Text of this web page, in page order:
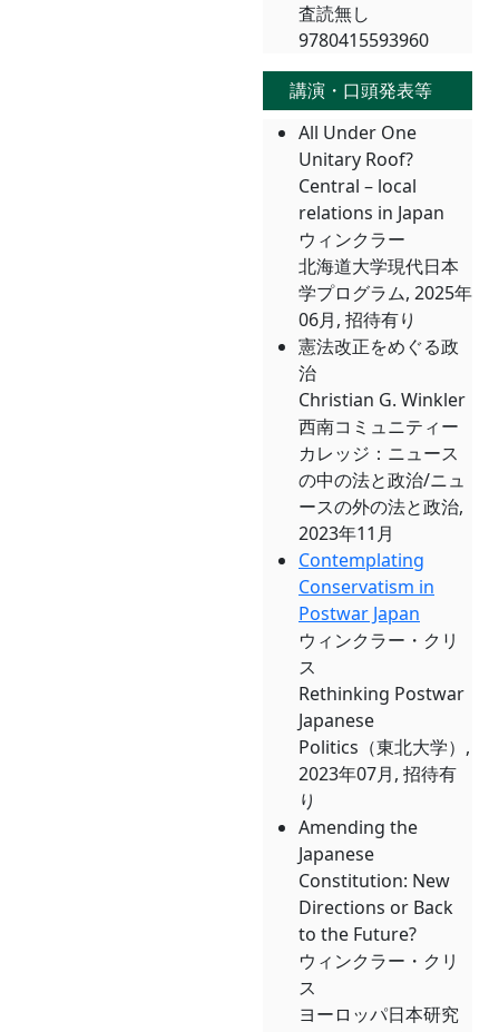
査読無し
9780415593960
講演・口頭発表等
All Under One
Unitary Roof?
Central – local
relations in Japan
ウィンクラー
北海道大学現代日本
学プログラム, 2025年
06月, 招待有り
憲法改正をめぐる政
治
Christian G. Winkler
西南コミュニティー
カレッジ：ニュース
の中の法と政治/ニュ
ースの外の法と政治,
2023年11月
Contemplating
Conservatism in
Postwar Japan
ウィンクラー・クリ
ス
Rethinking Postwar
Japanese
Politics（東北大学）,
2023年07月, 招待有
り
Amending the
Japanese
Constitution: New
Directions or Back
to the Future?
ウィンクラー・クリ
ス
ヨーロッパ日本研究